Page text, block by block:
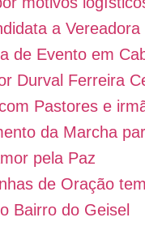
a
de Evento em
Durval Ferreira
Pastores e
da Marcha
pela Paz
de Oração
Bairro do Geisel